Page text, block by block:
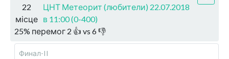
22
місце
ЦНТ Метеорит (любители) 22.07.2018
в 11:00 (0-400)
25% перемог 2 👍 vs 6👎
Финал-II